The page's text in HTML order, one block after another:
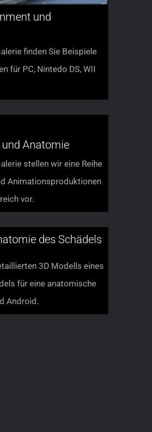
und
finden Sie Beispiele
für PC, Nintedo DS, WII
Anatomie
stellen wir eine Reihe
Animationsproduktionen
vor.
des Schädels
3D Modells eines
für eine anatomische
Android.